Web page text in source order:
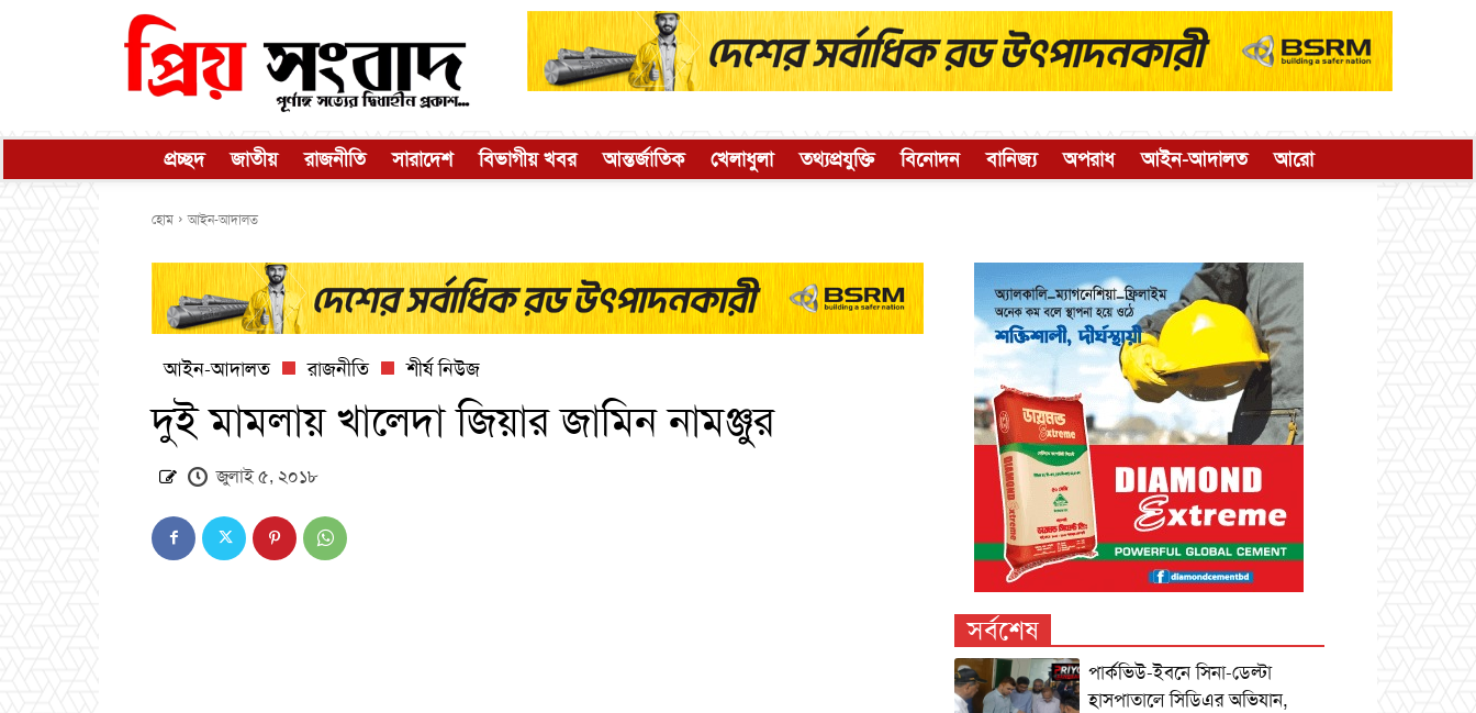
প্রচ্ছদ জাতীয় রাজনীতি সারাদেশ বিভাগীয় খবর আন্তর্জাতিক খেলাধুলা তথ্যপ্রযুক্তি বিনোদন বানিজ্য অপরাধ আইন-আদালত আরো
হোম আইন-আদালত
আইন-আদালত রাজনীতি শীর্ষ নিউজ
দুই মামলায় খালেদা জিয়ার জামিন নামঞ্জুর
জুলাই ৫, ২০১৮
সর্বশেষ
পার্কভিউ-ইবনে সিনা-ডেল্টা
হাসপাতালে সিডিএর অভিযান,